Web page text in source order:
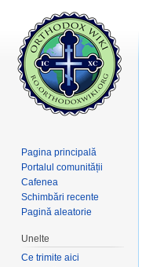
Pagina principală
Portalul comunității
Cafenea
Schimbări recente
Pagină aleatorie
Unelte
Ce trimite aici